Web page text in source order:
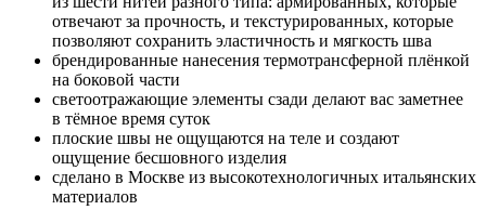
отвечают за прочность, и текстурированных, которые
позволяют сохранить эластичность и мягкость шва
брендированные нанесения термотрансферной плёнкой
на боковой части
светоотражающие элементы сзади делают вас заметнее
в тёмное время суток
плоские швы не ощущаются на теле и создают
ощущение бесшовного изделия
сделано в Москве из высокотехнологичных итальянских
материалов